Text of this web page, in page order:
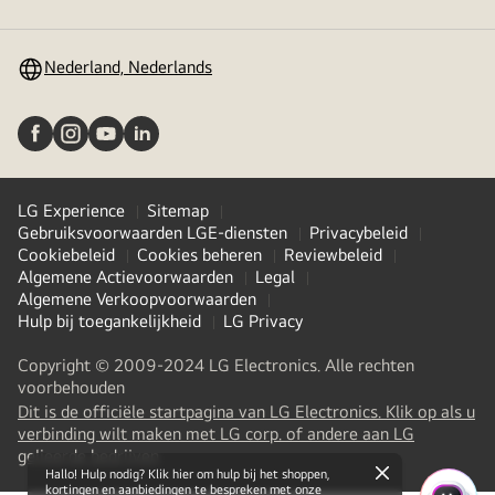
Nederland, Nederlands
LG Experience
Sitemap
Gebruiksvoorwaarden LGE-diensten
Privacybeleid
Cookiebeleid
Cookies beheren
Reviewbeleid
Algemene Actievoorwaarden
Legal
Algemene Verkoopvoorwaarden
Hulp bij toegankelijkheid
LG Privacy
Copyright © 2009-2024 LG Electronics. Alle rechten
voorbehouden
Dit is de officiële startpagina van LG Electronics. Klik op als u
verbinding wilt maken met LG corp. of andere aan LG
gelieerde bedrijven
in
Hallo! Hulp nodig? Klik hier om hulp bij het shoppen,
kortingen en aanbiedingen te bespreken met onze
close